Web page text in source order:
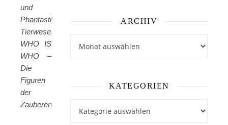
und
Phantastische
Tierwesen:
WHO IS
WHO –
Die
Figuren
der
Zaubererwelt
ARCHIV
KATEGORIEN